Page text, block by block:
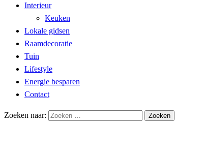
Interieur
Keuken
Lokale gidsen
Raamdecoratie
Tuin
Lifestyle
Energie besparen
Contact
Zoeken naar: